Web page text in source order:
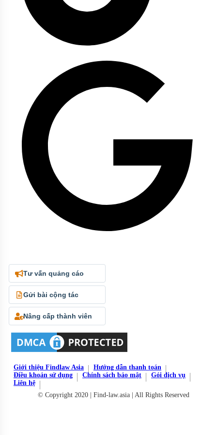
Tư vấn quảng cáo
Gửi bài cộng tác
Nâng cấp thành viên
Giới thiệu Findlaw Asia
Hướng dẫn thanh toán
Điều khoản sử dụng
Chính sách bảo mật
Gói dịch vụ
Liên hệ
© Copyright 2020 | Find-law.asia | All Rights Reserved